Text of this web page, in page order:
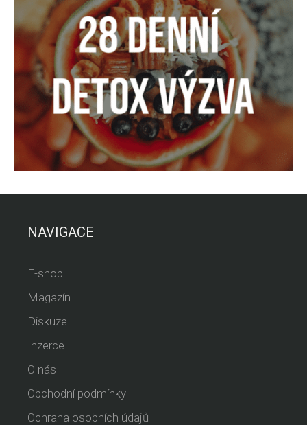
NAVIGACE
E-shop
Magazín
Diskuze
Inzerce
O nás
Obchodní podmínky
Ochrana osobních údajů